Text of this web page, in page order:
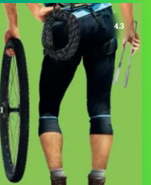
4.3